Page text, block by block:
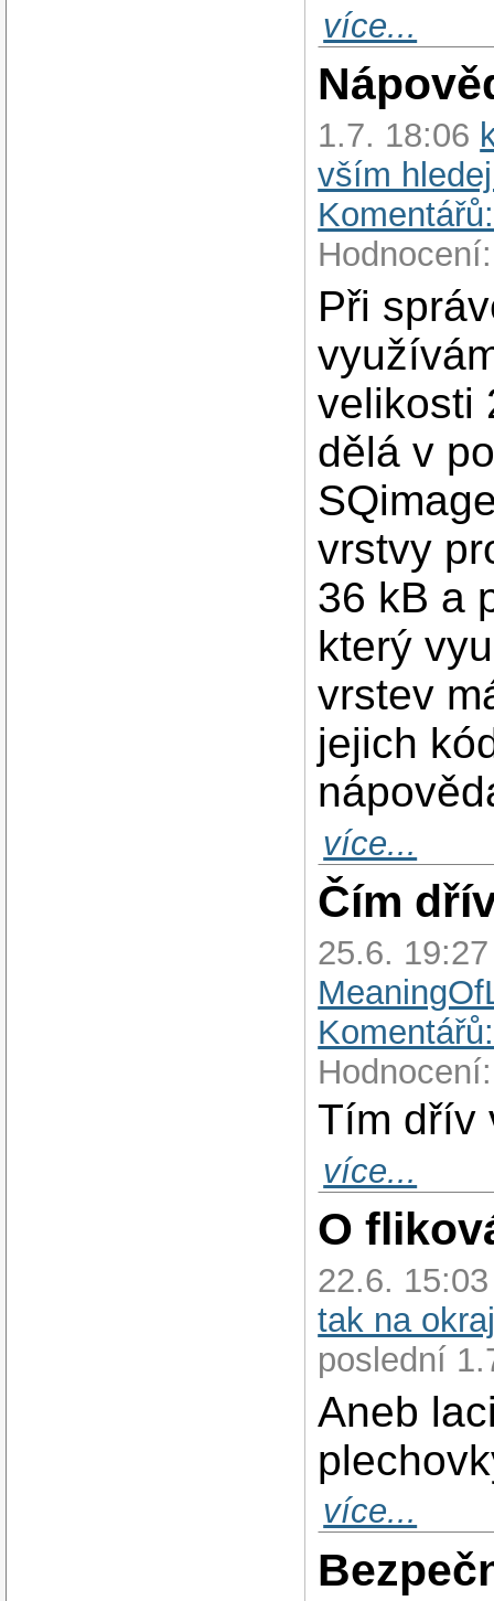
více...
1.7. 18:06
vším
Při
velikosti
dělá v
vrstvy
36 kB a
který
vrstev
jejich
více...
Čím
25.6.
Tím dřív
více...
O
22.6.
tak na
poslední
Aneb
více...